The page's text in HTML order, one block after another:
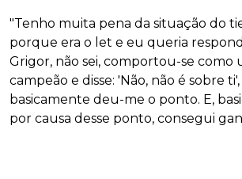
"Tenho muita pena da situação do
porque era o let e eu queria
Grigor, não sei, comportou-se como
campeão e disse: 'Não, não é sobre
basicamente deu-me o ponto. E,
por causa desse ponto, consegui